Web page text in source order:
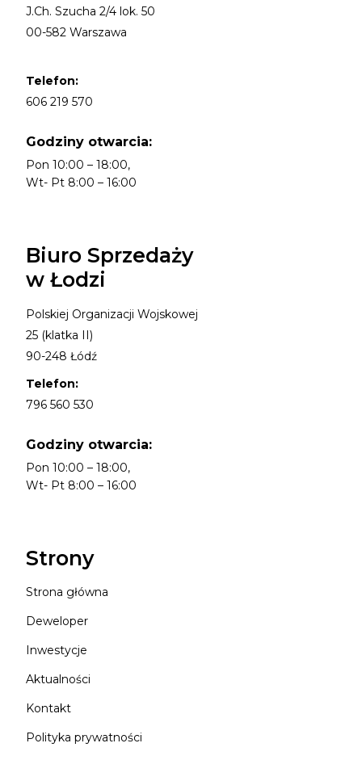
J.Ch. Szucha 2/4 lok. 50
00-582 Warszawa
Telefon:
606 219 570
Godziny otwarcia:
Pon 10:00 – 18:00,
Wt- Pt 8:00 – 16:00
Biuro Sprzedaży
w Łodzi
Polskiej Organizacji Wojskowej
25 (klatka II)
90-248 Łódź
Telefon:
796 560 530
Godziny otwarcia:
Pon 10:00 – 18:00,
Wt- Pt 8:00 – 16:00
Strony
Strona główna
Deweloper
Inwestycje
Aktualności
Kontakt
Polityka prywatności